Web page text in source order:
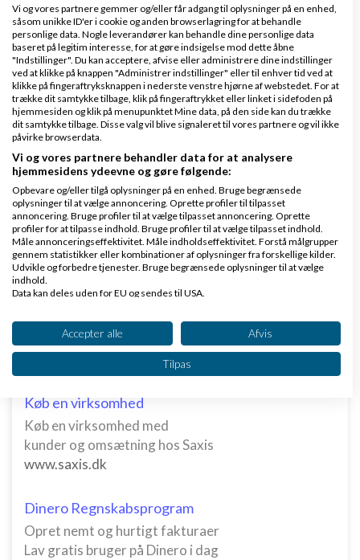
3 svar
Søger leverandør til nyopstartet tøjmærke
Nyeste indlægafMarcusbauerr,den 10-10-2023
2 svar
Klar lønnen med Danløn
Lav løn på et øjeblik–nemt, sikkert
og billigt. Opret gratis konto.
Køb en virksomhed
Køb en virksomhed med
kunder og omsætning hos Saxis
www.saxis.dk
Dinero Regnskabsprogram
Opret nemt og hurtigt fakturaer
Lav gratis bruger på Dinero i dag
Vi og vores partnere gemmer og/eller får adgang til oplysninger på en enhed,
såsom unikke ID'er i cookie og anden browserlagring for at behandle
personlige data. Nogle leverandører kan behandle dine personlige data
baseret på legitim interesse, for at gøre indsigelse mod dette åbne
"Indstillinger". Du kan acceptere, afvise eller administrere dine indstillinger
ved at klikke på knappen "Administrer indstillinger" eller til enhver tid ved at
klikke på fingeraftryksknappen i nederste venstre hjørne af webstedet. For at
trække dit samtykke tilbage, klik på fingeraftrykket eller linket i sidefoden på
hjemmesiden og klik på menupunktet Mine data, på den side kan du trække
dit samtykke tilbage. Disse valg vil blive signaleret til vores partnere og vil ikke
påvirke browserdata.
Vi og vores partnere behandler data for at analysere
hjemmesidens ydeevne og gøre følgende:
Opbevare og/eller tilgå oplysninger på en enhed. Bruge begrænsede
oplysninger til at vælge annoncering. Oprette profiler til tilpasset
annoncering. Bruge profiler til at vælge tilpasset annoncering. Oprette
profiler for at tilpasse indhold. Bruge profiler til at vælge tilpasset indhold.
Måle annonceringseffektivitet. Måle indholdseffektivitet. Forstå målgrupper
gennem statistikker eller kombinationer af oplysninger fra forskellige kilder.
Udvikle og forbedre tjenester. Bruge begrænsede oplysninger til at vælge
indhold.
Data kan deles uden for EU og sendes til USA.
Se partnerliste (2 IAB-leverandører)
Vi bruger dine data til følgende formål:
IAB's behandlingsformål:
Opbevare og/eller tilgå oplysninger på en
enhed
Bruge begrænsede oplysninger til at vælge
annoncering
Bruge profiler til at vælge tilpasset
annoncering
Accepter alle Afvis
Tilpas